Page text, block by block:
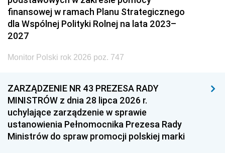
finansowej w ramach Planu Strategicznego
dla Wspólnej Polityki Rolnej na lata 2023–
2027
Monitor Polski rok 2026 poz. 747
ZARZĄDZENIE NR 43 PREZESA RADY
MINISTRÓW z dnia 28 lipca 2026 r.
uchylające zarządzenie w sprawie
ustanowienia Pełnomocnika Prezesa Rady
Ministrów do spraw promocji polskiej marki